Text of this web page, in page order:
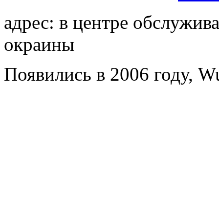
адрес: в центре
окраины
Появились в 2006 году,